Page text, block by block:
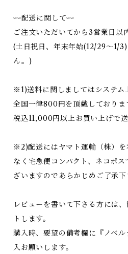
ｰｰ配送に関してｰｰ
ご注文いただいてから3営業日以
(土日祝日、年末年始(12/29〜1/
ん。)
※1)送料に関しましてはシステム
全国一律800円を頂戴しておりま
税込11,000円以上お買い上げで送
※2)配送にはヤマト運輸（株）
なく宅急便コンパクト、ネコポ
ざいますのであらかじめご了承下
レビューを書いて下さる方には
トします。
購入時、要望の備考欄に『ノベ
入お願いします。